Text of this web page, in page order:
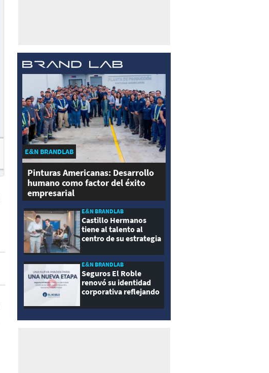
E&N BRANDLAB
Pinturas Americanas: Desarrollo
humano como factor del éxito
empresarial
E&N BRANDLAB
Castillo Hermanos
tiene al talento al
centro de su estrategia
E&N BRANDLAB
Seguros El Roble
renovó su identidad
corporativa reflejando
modernidad